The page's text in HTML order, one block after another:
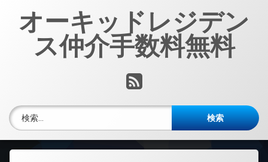
オーキッドレジデン
ス仲介手数料無料
RSS
検索: